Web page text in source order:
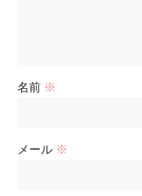
名前 ※
メール ※